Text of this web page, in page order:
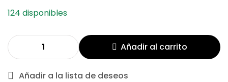
124 disponibles
Añadir al carrito
Añadir a la lista de deseos